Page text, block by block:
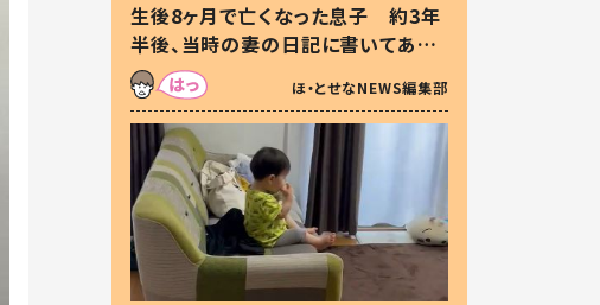
生後8ヶ月で亡くなった息子 約3年
半後、当時の妻の日記に書いてあっ
た本音とは
ほ・とせなNEWS編集部